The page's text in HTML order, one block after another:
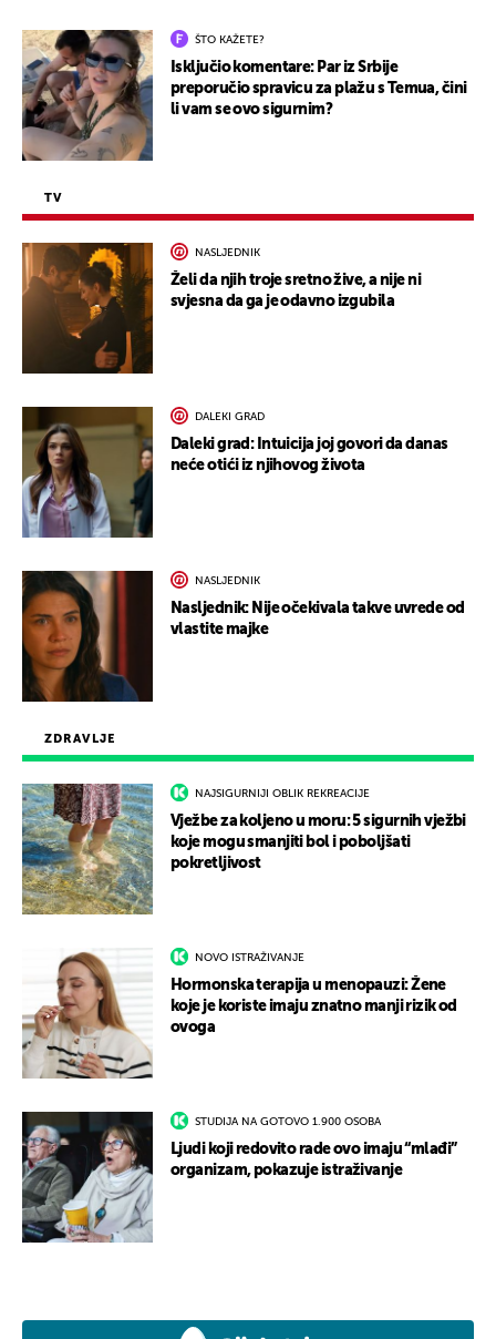
ZDRAVLJE
NAJSIGURNIJI OBLIK REKREACIJE
Vježbe za koljeno u moru: 5 sigurnih vježbi
koje mogu smanjiti bol i poboljšati
pokretljivost
NOVO ISTRAŽIVANJE
Hormonska terapija u menopauzi: Žene
koje je koriste imaju znatno manji rizik od
ovoga
STUDIJA NA GOTOVO 1.900 OSOBA
Ljudi koji redovito rade ovo imaju “mlađi”
organizam, pokazuje istraživanje
ŠTO KAŽETE?
Isključio komentare: Par iz Srbije
preporučio spravicu za plažu s Temua, čini
li vam se ovo sigurnim?
TV
NASLJEDNIK
Želi da njih troje sretno žive, a nije ni
svjesna da ga je odavno izgubila
DALEKI GRAD
Daleki grad: Intuicija joj govori da danas
neće otići iz njihovog života
NASLJEDNIK
Nasljednik: Nije očekivala takve uvrede od
vlastite majke